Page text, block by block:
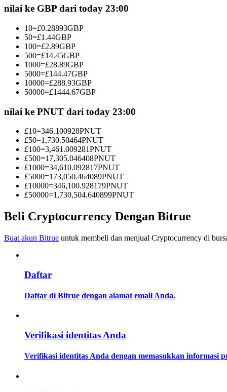
Copy Trading
Nikmati pembagian keuntungan dan komisi copy trading
Analisis data besar termasuk info perdagangan, dll.
nilai ke GBP dari today 23:00
10=£0.28893GBP
50=£1.44GBP
100=£2.89GBP
500=£14.45GBP
1000=£28.89GBP
5000=£144.47GBP
10000=£288.93GBP
50000=£1444.67GBP
nilai ke PNUT dari today 23:00
£10=346.100928PNUT
£50=1,730.50464PNUT
£100=3,461.009281PNUT
£500=17,305.046408PNUT
£1000=34,610.092817PNUT
£5000=173,050.464089PNUT
£10000=346,100.928179PNUT
£50000=1,730,504.640899PNUT
Beli Cryptocurrency Dengan Bitrue
Buat akun Bitrue untuk membeli dan menjual Cryptocurrency di
Daftar
Daftar di Bitrue dengan alamat email Anda.
Verifikasi identitas Anda
Verifikasi identitas Anda dengan memasukkan informasi